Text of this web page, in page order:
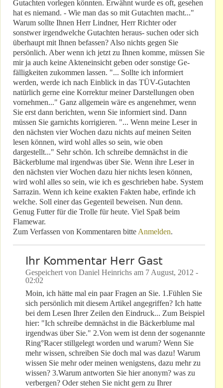
Gutachten vorlegen könnten. Erwähnt wurde es oft, gesehen
hat es niemand. - Wie man das so mit Gutachten macht..."
Warum sollte Ihnen Herr Lindner, Herr Richter oder
sonstwer irgendwelche Gutachten heraus- suchen oder sich
überhaupt mit Ihnen befassen? Also nichts gegen Sie
persönlich. Aber wenn ich jetzt zu Ihnen komme, müssen Sie
mir ja auch keine Akteneinsicht geben oder sonstige Ge-
fälligkeiten zukommen lassen. "... Sollte ich informiert
werden, werde ich nach Einblick in das TÜV-Gutachten
natürlich gerne eine Korrektur meiner Darstellungen oben
vornehmen..." Ganz allgemein wäre es angenehmer, wenn
Sie erst dann berichten, wenn Sie informiert sind. Dann
müssen Sie garnichts korrigieren. "... Wenn meine Leser in
den nächsten vier Wochen dazu nichts auf meinen Seiten
lesen können, wird wohl alles so sein, wie oben
dargestellt..." Sehr schön. Ich schreibe demnächst in die
Bäckerblume mal irgendwas über Sie. Wenn ihre Leser in
den nächsten vier Wochen dazu hier nichts lesen können,
wird wohl alles so sein, wie ich es geschrieben habe. System
Sarrazin. Wenn ich keine exakten Fakten habe, erfinde ich
welche. Soll einer das Gegenteil beweisen. Nun denn.
Genug Futter für die Trolle für heute. Viel Spaß beim
Flamewar.
Zum Verfassen von Kommentaren bitte Anmelden.
Ihr Kommentar Herr Gast
Gespeichert von Daniel Heinrichs am 7 August, 2012 -
02:02
Moin, ich hätte mal ein paar Fragen an Sie. 1.Fühlen Sie
sich persönlich mit diesem Artikel angegriffen? Ich hatte
bei dem Lesen Ihrer Zeilen den Eindruck... Zum Beispiel
hier: "Ich schreibe demnächst in die Bäckerblume mal
irgendwas über Sie." 2.Von wem ist denn der sogenannte
Ring°Racer stillgelegt worden und warum? Wenn Sie
mehr wissen, schreiben Sie doch mal was dazu! Warum
wissen Sie mehr oder meinen wenigstens, dazu mehr zu
wissen? 3.Warum antworten Sie hier anonym? was zu
verbergen? Oder stehen Sie nicht gern zu Ihrer